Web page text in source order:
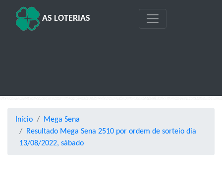
AS LOTERIAS
Início
Mega Sena
Resultado Mega Sena 2510 por ordem de sorteio dia
13/08/2022, sábado